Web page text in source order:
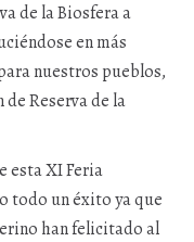
de la Biosfera a
en más
nuestros pueblos,
Reserva de la
esta XI Feria
todo un éxito ya que
han felicitado al